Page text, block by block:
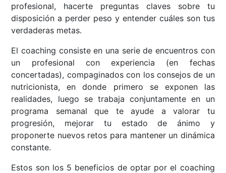
profesional, hacerte preguntas claves sobre tu
disposición a perder peso y entender cuáles son tus
verdaderas metas.
El coaching consiste en una serie de encuentros con
un profesional con experiencia (en fechas
concertadas), compaginados con los consejos de un
nutricionista, en donde primero se exponen las
realidades, luego se trabaja conjuntamente en un
programa semanal que te ayude a valorar tu
progresión, mejorar tu estado de ánimo y
proponerte nuevos retos para mantener un dinámica
constante.
Estos son los 5 beneficios de optar por el coaching